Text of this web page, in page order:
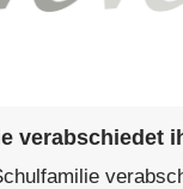
verabschiedet